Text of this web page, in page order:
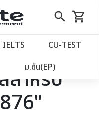
close
search
Skip
to
shopping_cart
รถเข็น
IELTS CU‑TEST
ม.ต้น(EP)
ำหรับ